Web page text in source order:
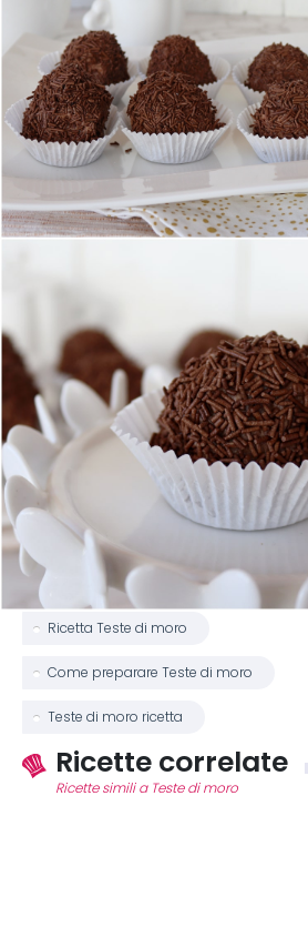
Ricetta Teste di moro
Come preparare Teste di moro
Teste di moro ricetta
Ricette correlate
Ricette simili a Teste di moro